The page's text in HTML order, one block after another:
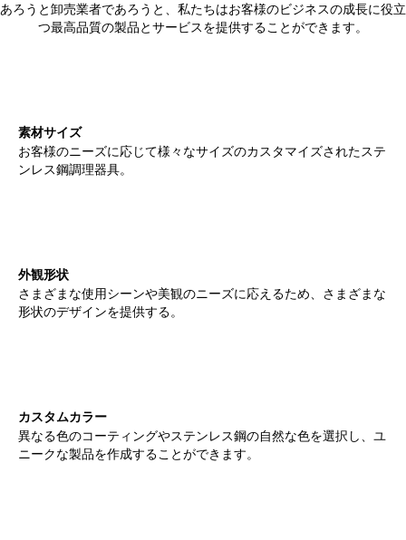
あろうと卸売業者であろうと、私たちはお客様のビジネスの成長に役立
つ最高品質の製品とサービスを提供することができます。
素材サイズ
お客様のニーズに応じて様々なサイズのカスタマイズされたステ
ンレス鋼調理器具。
外観形状
さまざまな使用シーンや美観のニーズに応えるため、さまざまな
形状のデザインを提供する。
カスタムカラー
異なる色のコーティングやステンレス鋼の自然な色を選択し、ユ
ニークな製品を作成することができます。